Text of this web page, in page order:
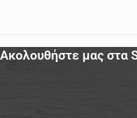
Ακολουθήστε μας στα